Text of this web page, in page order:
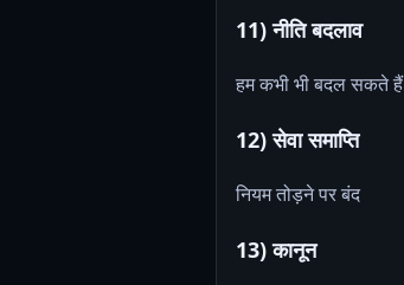
11) नीति बदलाव
हम कभी भी बदल सकते हैं
12) सेवा समाप्ति
नियम तोड़ने पर बंद
13) कानून